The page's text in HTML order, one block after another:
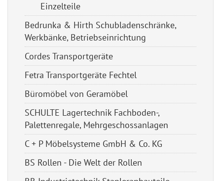
Einzelteile
Bedrunka & Hirth Schubladenschränke,
Werkbänke, Betriebseinrichtung
Cordes Transportgeräte
Fetra Transportgeräte Fechtel
Büromöbel von Geramöbel
SCHULTE Lagertechnik Fachboden-,
Palettenregale, Mehrgeschossanlagen
C + P Möbelsysteme GmbH & Co. KG
BS Rollen - Die Welt der Rollen